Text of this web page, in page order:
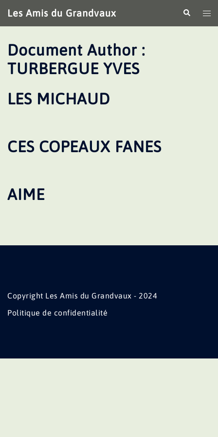
au
contenu
Les Amis du Grandvaux
le
Document Author :
TURBERGUE YVES
LES MICHAUD
CES COPEAUX FANES
AIME
Copyright Les Amis du Grandvaux - 2024
Politique de confidentialité